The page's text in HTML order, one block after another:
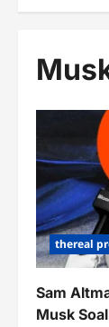
thereal
Sam
Musk